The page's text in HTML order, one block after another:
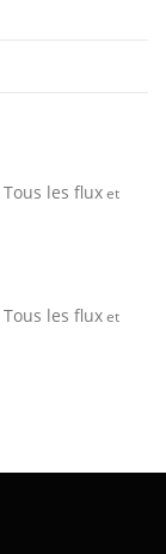
Tous les fluxet
Tous les fluxet